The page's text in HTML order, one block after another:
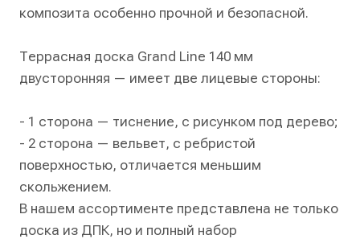
композита особенно прочной и безопасной.
Террасная доска Grand Line 140 мм
двусторонняя — имеет две лицевые стороны:
- 1 сторона — тиснение, с рисунком под дерево;
- 2 сторона — вельвет, с ребристой
поверхностью, отличается меньшим
скольжением.
В нашем ассортименте представлена не только
доска из ДПК, но и полный набор